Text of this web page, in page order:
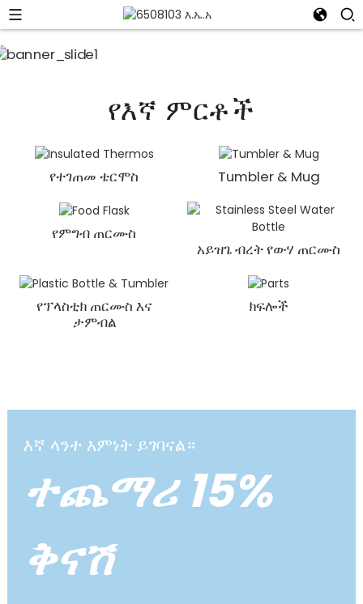
የእኛ ምርቶች
የተገጠመ ቴርሞስ Tumbler & Mug
የምግብ ጠርሙስ
አይዝጌ ብረት የውሃ ጠርሙስ
የፕላስቲክ ጠርሙስ እና
ታምብል
ክፍሎች
እኛ ላንተ እምነት ይገባናል።
ተጨማሪ 15%
ቅናሽ